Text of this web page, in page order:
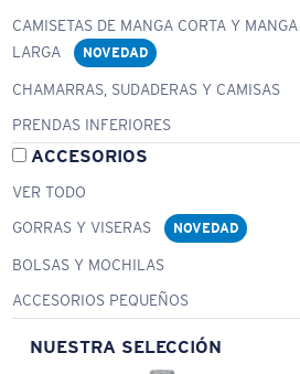
CAMISETAS DE MANGA CORTA Y MANGA
LARGA
NOVEDAD
CHAMARRAS, SUDADERAS Y CAMISAS
PRENDAS INFERIORES
ACCESORIOS
VER TODO
GORRAS Y VISERAS
NOVEDAD
BOLSAS Y MOCHILAS
ACCESORIOS PEQUEÑOS
NUESTRA SELECCIÓN